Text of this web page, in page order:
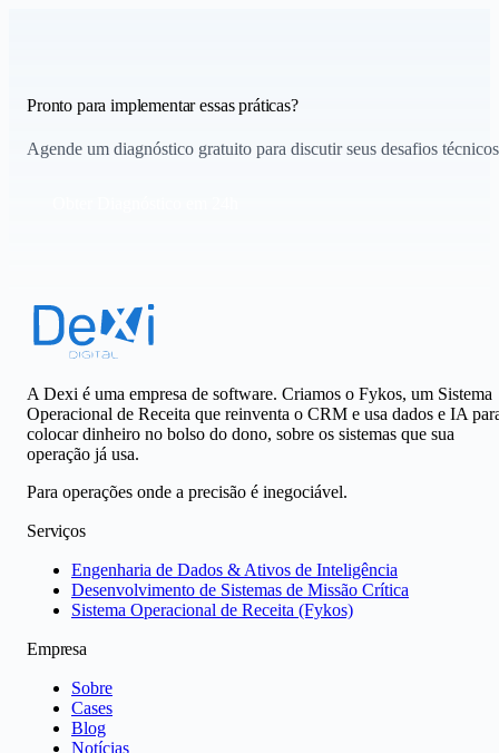
Pronto para implementar essas práticas?
Agende um diagnóstico gratuito para discutir seus desafios
A Dexi é uma empresa de software. Criamos o Fykos, um Sistema
Operacional de Receita que reinventa o CRM e usa dados e IA
colocar dinheiro no bolso do dono, sobre os sistemas que sua
operação já usa.
Para operações onde a precisão é inegociável.
Serviços
Engenharia de Dados & Ativos de Inteligência
Desenvolvimento de Sistemas de Missão Crítica
Sistema Operacional de Receita (Fykos)
Empresa
Sobre
Cases
Blog
Notícias